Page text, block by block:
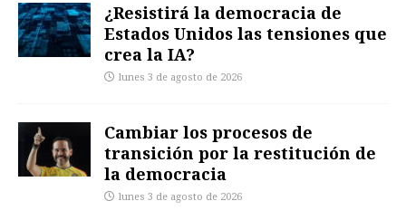
¿Resistirá la democracia de
Estados Unidos las tensiones que
crea la IA?
lunes 3 de agosto de 2026
Cambiar los procesos de
transición por la restitución de
la democracia
lunes 3 de agosto de 2026